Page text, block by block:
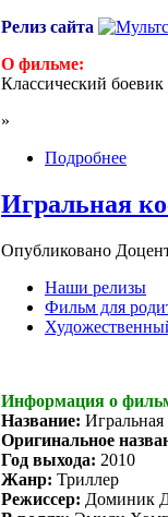
Релиз сайта
О фильме:
Классический
»
Подробнее
Игральная
Опубликовано
Наши релизы
Фильм для
Информация о
Название: Игральная
Оригинальное
Год выхода: 2010
Жанр: Триллер
Режиссер: Доминик